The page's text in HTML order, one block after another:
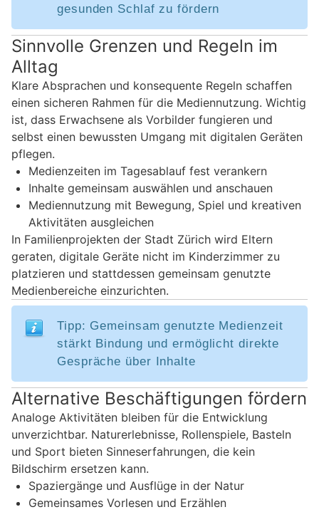
gesunden Schlaf zu fördern
Sinnvolle Grenzen und Regeln im
Alltag
Klare Absprachen und konsequente Regeln schaffen
einen sicheren Rahmen für die Mediennutzung. Wichtig
ist, dass Erwachsene als Vorbilder fungieren und
selbst einen bewussten Umgang mit digitalen Geräten
pflegen.
Medienzeiten im Tagesablauf fest verankern
Inhalte gemeinsam auswählen und anschauen
Mediennutzung mit Bewegung, Spiel und kreativen
Aktivitäten ausgleichen
In Familienprojekten der Stadt Zürich wird Eltern
geraten, digitale Geräte nicht im Kinderzimmer zu
platzieren und stattdessen gemeinsam genutzte
Medienbereiche einzurichten.
Tipp: Gemeinsam genutzte Medienzeit
stärkt Bindung und ermöglicht direkte
Gespräche über Inhalte
Alternative Beschäftigungen fördern
Analoge Aktivitäten bleiben für die Entwicklung
unverzichtbar. Naturerlebnisse, Rollenspiele, Basteln
und Sport bieten Sinneserfahrungen, die kein
Bildschirm ersetzen kann.
Spaziergänge und Ausflüge in der Natur
Gemeinsames Vorlesen und Erzählen